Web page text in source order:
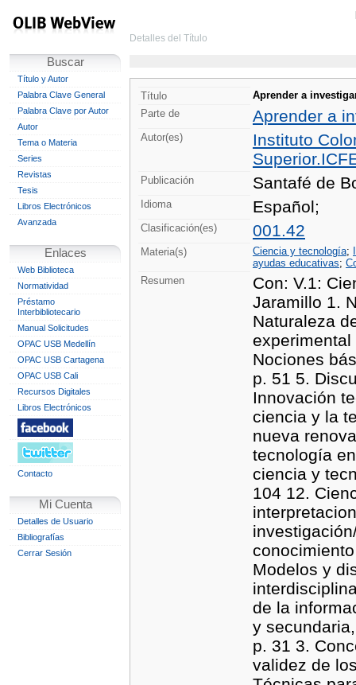
Buscar
Título y Autor
Palabra Clave General
Palabra Clave por Autor
Autor
Tema o Materia
Series
Revistas
Tesis
Libros Electrónicos
Avanzada
Enlaces
Web Biblioteca
Normatividad
Préstamo
Interbibliotecario
Manual Solicitudes
OPAC USB Medellín
OPAC USB Cartagena
OPAC USB Cali
Recursos Digitales
Libros Electrónicos
Contacto
Mi Cuenta
Detalles de Usuario
Bibliografías
Cerrar Sesión
Detalles del Título
Título
Aprender a
Parte de
Aprender a
Autor(es)
Instituto
Publicación Santafé de
Idioma Español;
Clasificación(es) 001.42
Materia(s) Ciencia y tecnología;
ayudas educativas;
Resumen
Con: V.1:
Jaramillo 1.
Naturaleza
Nociones
p. 51 5.
Innovación
ciencia y la
nueva
tecnología
ciencia y
104 12.
Modelos y
de la
y
p. 31 3.
validez de